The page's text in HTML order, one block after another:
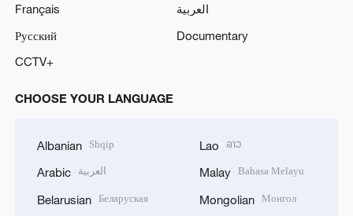
Français
العربية
Русский
Documentary
CCTV+
CHOOSE YOUR LANGUAGE
Albanian Shqip
Arabic العربية
Belarusian Беларуская
Lao ລາວ
Malay Bahasa Melayu
Mongolian Монгол